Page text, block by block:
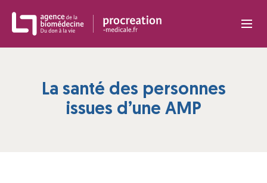
La santé des personnes
issues d’une AMP